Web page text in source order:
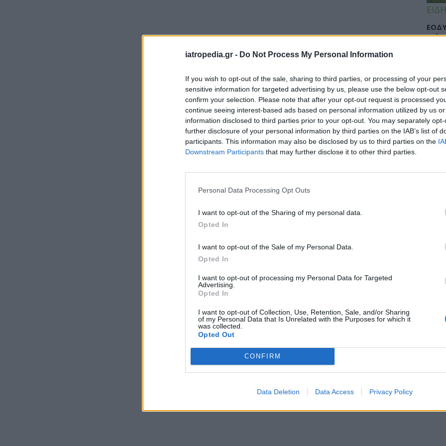
iatropedia.gr - Do Not Process My Personal Information
If you wish to opt-out of the sale, sharing to third parties, or processing of your
sensitive information for targeted advertising by us, please use the below opt-out
confirm your selection. Please note that after your opt-out request is processed
continue seeing interest-based ads based on personal information utilized by us
information disclosed to third parties prior to your opt-out. You may separately
further disclosure of your personal information by third parties on the IAB’s list of
participants. This information may also be disclosed by us to third parties on the
Downstream Participants that may further disclose it to other third parties.
Personal Data Processing Opt Outs
I want to opt-out of the Sharing of my personal data.
Opted In
I want to opt-out of the Sale of my Personal Data.
Opted In
I want to opt-out of processing my Personal Data for Targeted
Advertising.
Opted In
I want to opt-out of Collection, Use, Retention, Sale, and/or Sharing
of my Personal Data that Is Unrelated with the Purposes for which it
was collected.
Opted Out
CONFIRM
Data Deletion Data Access Privacy Policy
5